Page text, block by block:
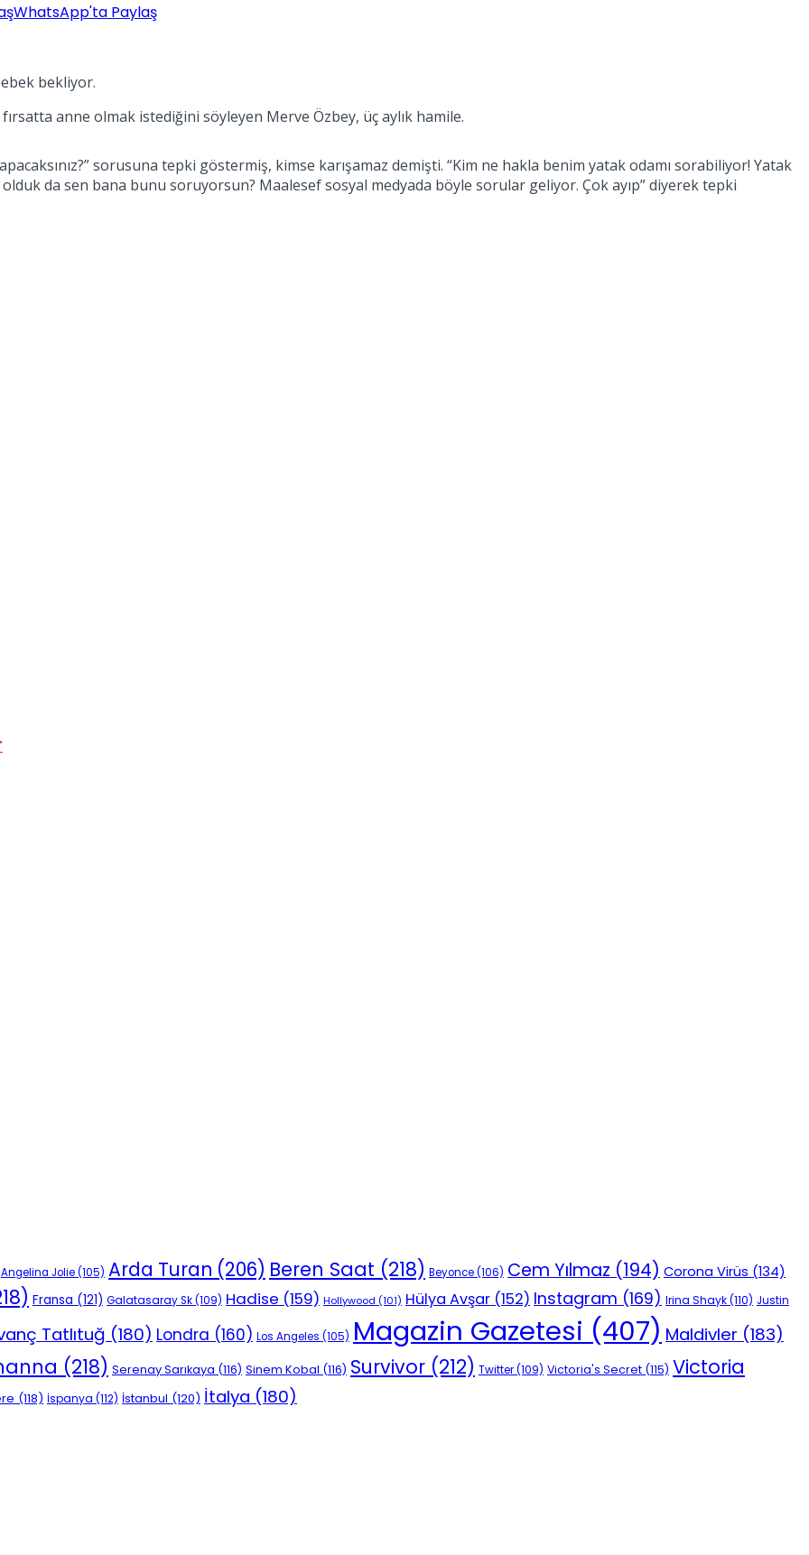
WhatsApp'ta Paylaş
bekliyor.
anne olmak istediğini söyleyen Merve Özbey, üç aylık hamile.
sorusuna tepki göstermiş, kimse karışamaz demişti. “Kim ne hakla benim yatak odamı sorabiliyor! Yatak
da sen bana bunu soruyorsun? Maalesef sosyal medyada böyle sorular geliyor. Çok ayıp” diyerek tepki
Angelina Jolie(105) Arda Turan (206) Beren Saat (218) Beyonce(106) Cem Yılmaz (194) Corona Virüs (134)
Fransa (121) Galatasaray Sk(109) Hadise (159) Hollywood (101) Hülya Avşar (152) Instagram (169) Irina Shayk(110) Justin
Tatlıtuğ (180) Londra (160) Los Angeles (105) Magazin Gazetesi (407) Maldivler (183)
(218) Serenay Sarıkaya (116) Sinem Kobal (116) Survivor (212) Twitter(109) Victoria's Secret (115) Victoria
(118) İspanya (112) İstanbul (120) İtalya (180)